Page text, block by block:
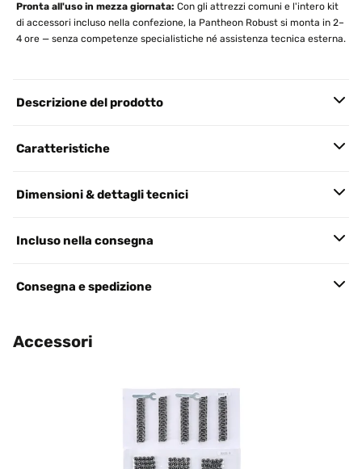
Pronta all'uso in mezza giornata: Con gli attrezzi comuni e l'intero kit
di accessori incluso nella confezione, la Pantheon Robust si monta in 2–
4 ore — senza competenze specialistiche né assistenza tecnica esterna.
Descrizione del prodotto
Caratteristiche
Dimensioni & dettagli tecnici
Incluso nella consegna
Consegna e spedizione
Accessori